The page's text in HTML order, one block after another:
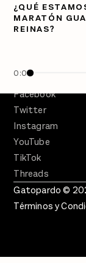
¿QUÉ
MARATÓN
REINAS?
0:00
PÓDCASTS
Semanario
Facebook
Twitter
Instagram
YouTube
TikTok
Threads
Gatopardo ©
Términos y